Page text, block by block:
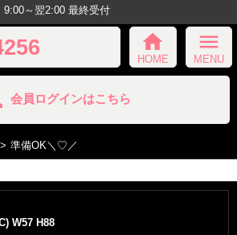
9:00～翌2:00 最終受付
home
HOME
menu
MENU
会員ログインはこちら
準備OK＼♡／
W57 H88